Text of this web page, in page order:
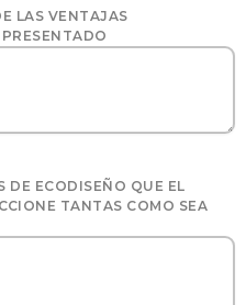
LAS VENTAJAS
DE ECODISEÑO QUE EL
TANTAS COMO SEA